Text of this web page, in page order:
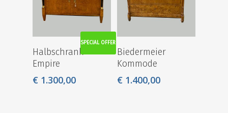
SPECIAL OFFER
Halbschrank
Empire
€ 1.300,00
Biedermeier
Kommode
€ 1.400,00